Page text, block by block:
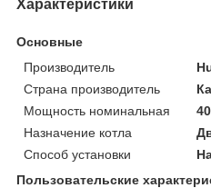
Характеристики
Основные
Производитель
Страна производитель
Мощность номинальная
Назначение котла
Способ установки
Пользовательские